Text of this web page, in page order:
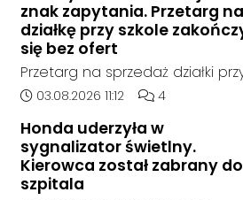
tego momentu nie nawiązał
kontaktu z rodziną.
sobotę, 1 sierpnia, na terenie
kompleksu leśnego w powiecie
raciborskim, w województwie
śląskim.
znak zapytania. Przetarg na
działkę przy szkole
się bez ofert
Przetarg na sprzedaż działki
Zespole Szkół Technicznych i
Kędzierzynie-Koźlu zakończył się
bez rozstrzygnięcia. Mimo
wcześniejszego zainteresowania
Data dodania artykułu:
03.08.2026 11:12 Liczba
4
Honda uderzyła w
sygnalizator świetlny.
Kierowca został zabrany do
szpitala